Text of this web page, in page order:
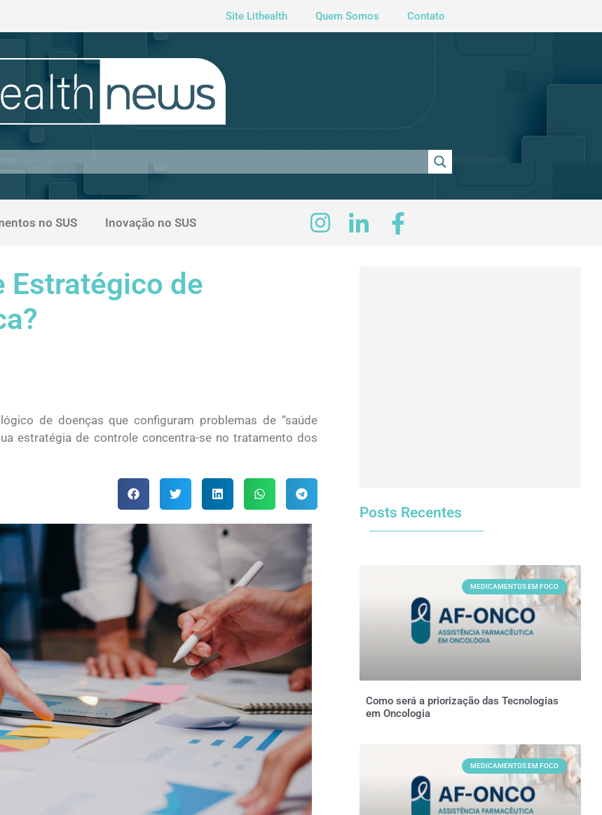
Site Lithealth Quem Somos Contato
no SUS Inovação no SUS
Estratégico de
de doenças que configuram problemas de “saúde
estratégia de controle concentra-se no tratamento dos
Posts Recentes
MEDICAMENTOS EM FOCO
Como será a priorização das Tecnologias
em Oncologia
MEDICAMENTOS EM FOCO